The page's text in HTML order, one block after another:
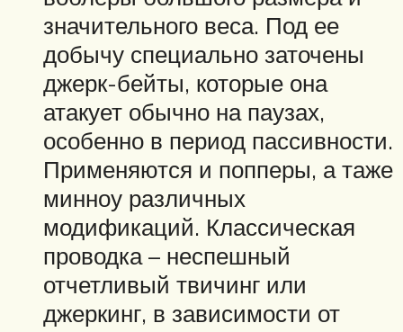
значительного веса. Под ее
добычу специально заточены
джерк-бейты, которые она
атакует обычно на паузах,
особенно в период пассивности.
Применяются и попперы, а таже
минноу различных
модификаций. Классическая
проводка – неспешный
отчетливый твичинг или
джеркинг, в зависимости от